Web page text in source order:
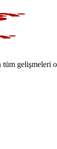
gelişmeleri